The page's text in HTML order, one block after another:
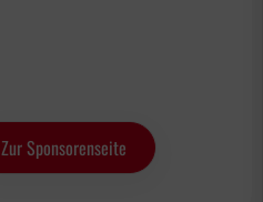
Zur Sponsorenseite